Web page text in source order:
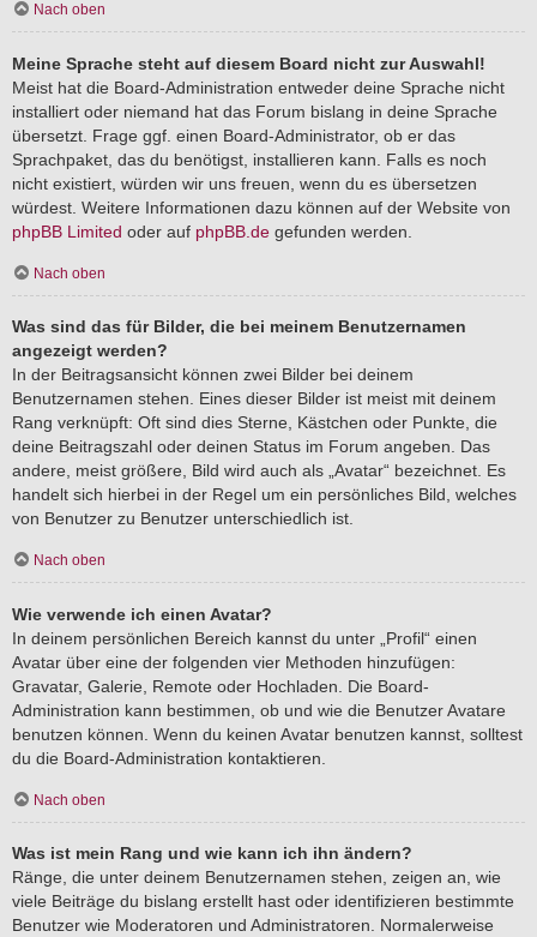
Nach oben
Meine Sprache steht auf diesem Board nicht zur Auswahl!
Meist hat die Board-Administration entweder deine Sprache nicht
installiert oder niemand hat das Forum bislang in deine Sprache
übersetzt. Frage ggf. einen Board-Administrator, ob er das
Sprachpaket, das du benötigst, installieren kann. Falls es noch
nicht existiert, würden wir uns freuen, wenn du es übersetzen
würdest. Weitere Informationen dazu können auf der Website von
phpBB Limited oder auf phpBB.de gefunden werden.
Nach oben
Was sind das für Bilder, die bei meinem Benutzernamen
angezeigt werden?
In der Beitragsansicht können zwei Bilder bei deinem
Benutzernamen stehen. Eines dieser Bilder ist meist mit deinem
Rang verknüpft: Oft sind dies Sterne, Kästchen oder Punkte, die
deine Beitragszahl oder deinen Status im Forum angeben. Das
andere, meist größere, Bild wird auch als „Avatar“ bezeichnet. Es
handelt sich hierbei in der Regel um ein persönliches Bild, welches
von Benutzer zu Benutzer unterschiedlich ist.
Nach oben
Wie verwende ich einen Avatar?
In deinem persönlichen Bereich kannst du unter „Profil“ einen
Avatar über eine der folgenden vier Methoden hinzufügen:
Gravatar, Galerie, Remote oder Hochladen. Die Board-
Administration kann bestimmen, ob und wie die Benutzer Avatare
benutzen können. Wenn du keinen Avatar benutzen kannst, solltest
du die Board-Administration kontaktieren.
Nach oben
Was ist mein Rang und wie kann ich ihn ändern?
Ränge, die unter deinem Benutzernamen stehen, zeigen an, wie
viele Beiträge du bislang erstellt hast oder identifizieren bestimmte
Benutzer wie Moderatoren und Administratoren. Normalerweise